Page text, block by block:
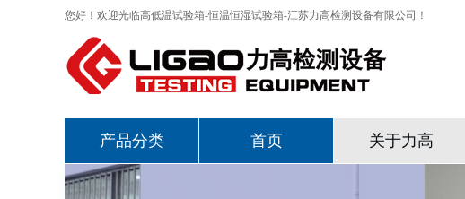
您好！欢迎光临高低温试验箱-恒温恒湿试验箱-江苏力高检测设备有限公司！
产品分类 首页 关于力高